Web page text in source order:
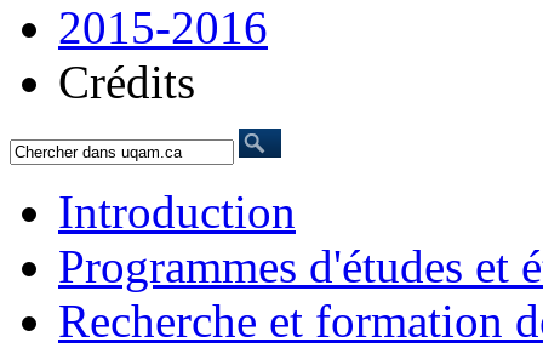
2015-2016
Crédits
Introduction
Programmes d'études et
Recherche et formation